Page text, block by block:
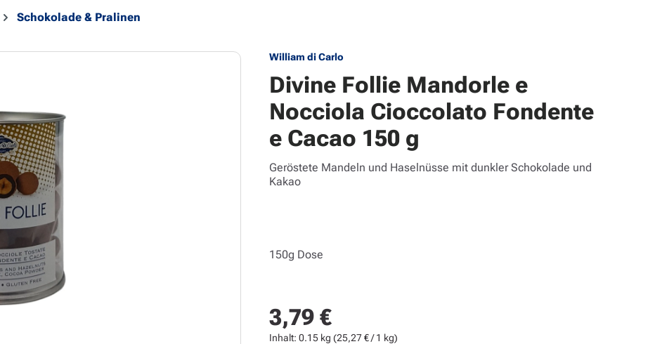
Schokolade & Pralinen
William di Carlo
Divine Follie Mandorle e
Nocciola Cioccolato Fondente
e Cacao 150 g
Geröstete Mandeln und Haselnüsse mit dunkler Schokolade und
Kakao
150g Dose
Regulärer Preis:
3,79 €
Inhalt:0.15 kg(25,27 € / 1 kg)